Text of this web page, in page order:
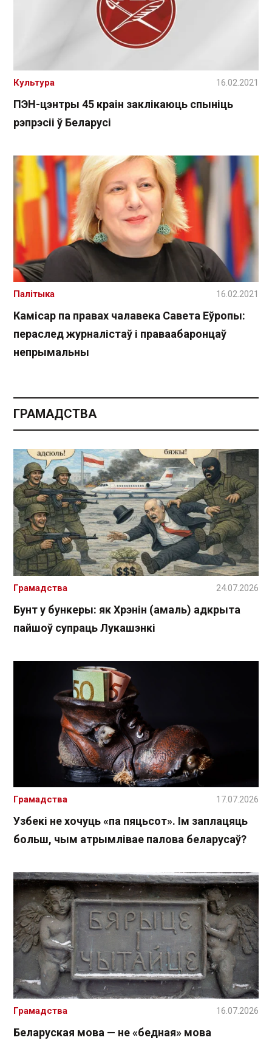
ПЭН-цэнтры 45 краін заклікаюць спыніць
рэпрэсіі ў Беларусі
Культура 16.02.2021
Камісар па правах чалавека Савета Еўропы:
пераслед журналістаў і праваабаронцаў
непрымальны
Палітыка 16.02.2021
ГРАМАДСТВА
Бунт у бункеры: як Хрэнін (амаль) адкрыта
пайшоў супраць Лукашэнкі
Грамадства 24.07.2026
Узбекі не хочуць «па пяцьсот». Ім заплацяць
больш, чым атрымлівае палова беларусаў?
Грамадства 17.07.2026
Беларуская мова — не «бедная» мова
Грамадства 16.07.2026